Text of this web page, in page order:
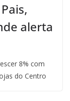
alerta
8% com
do Centro